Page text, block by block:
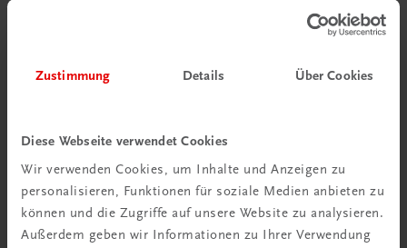
Zustimmung Details Über Cookies
Diese Webseite verwendet Cookies
Wir verwenden Cookies, um Inhalte und Anzeigen zu
personalisieren, Funktionen für soziale Medien anbieten zu
können und die Zugriffe auf unsere Website zu analysieren.
Außerdem geben wir Informationen zu Ihrer Verwendung